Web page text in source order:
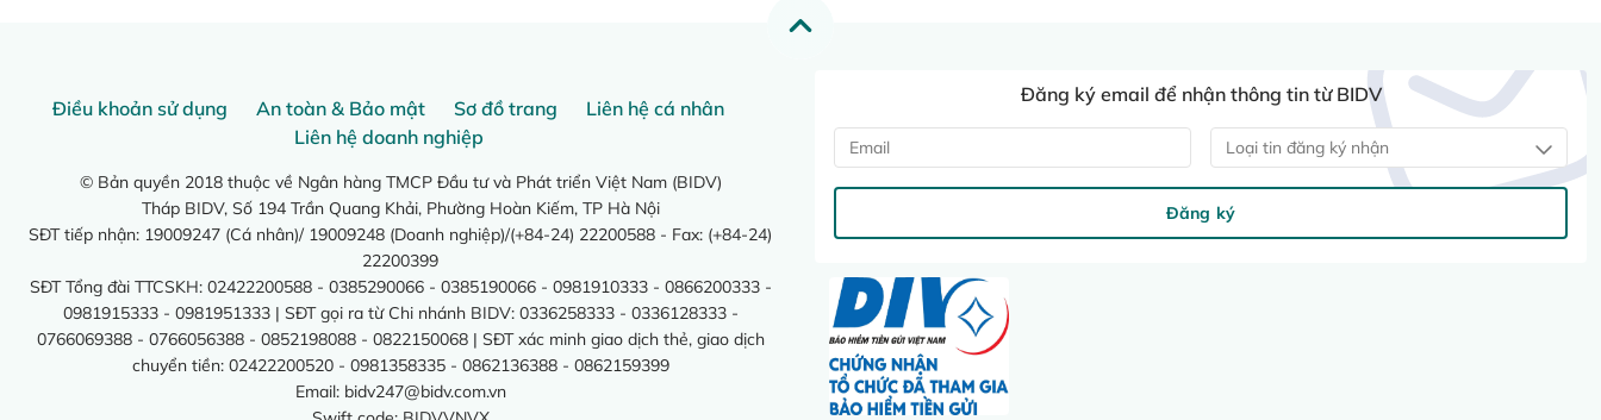
Điều khoản sử dụng An toàn & Bảo mật Sơ đồ trang
Liên hệ cá nhân
Liên hệ doanh nghiệp
© Bản quyền 2018 thuộc về Ngân hàng TMCP Đầu tư và Phát triển Việt Nam (BIDV)
Tháp BIDV, Số 194 Trần Quang Khải, Phường Hoàn Kiếm, TP Hà Nội
SĐT tiếp nhận: 19009247 (Cá nhân)/ 19009248 (Doanh nghiệp)/(+84-24) 22200588 - Fax: (+84-24)
22200399
SĐT Tổng đài TTCSKH: 02422200588 - 0385290066 - 0385190066 - 0981910333 - 0866200333 -
0981915333 - 0981951333 | SĐT gọi ra từ Chi nhánh BIDV: 0336258333 - 0336128333 -
0766069388 - 0766056388 - 0852198088 - 0822150068 | SĐT xác minh giao dịch thẻ, giao dịch
chuyển tiền: 02422200520 - 0981358335 - 0862136388 - 0862159399
Email: bidv247@bidv.com.vn
Đăng ký email để nhận thông tin từ BIDV
Loại tin đăng ký nhận
Đăng ký